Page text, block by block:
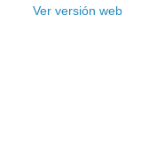
Ver versión web